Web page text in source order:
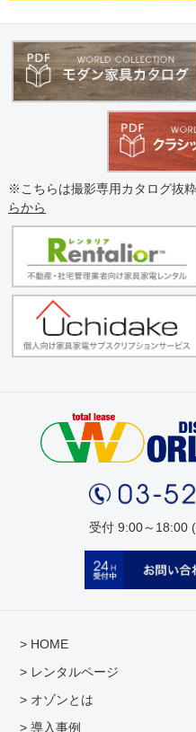
※こちらは撮影専用カタログ抜
らから
受付 9:00～18:00
> HOME
> レンタルページ
> オゾンとは
> 導入事例